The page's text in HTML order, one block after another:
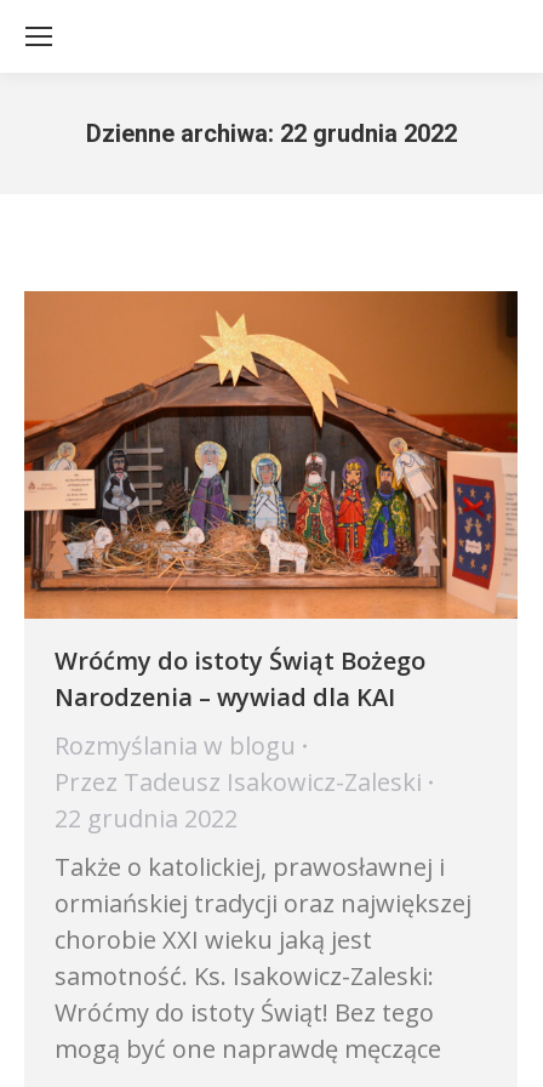
Dzienne archiwa: 22 grudnia 2022
Wróćmy do istoty Świąt Bożego
Narodzenia – wywiad dla KAI
Rozmyślania w blogu
Przez Tadeusz Isakowicz-Zaleski
22 grudnia 2022
Także o katolickiej, prawosławnej i
ormiańskiej tradycji oraz największej
chorobie XXI wieku jaką jest
samotność. Ks. Isakowicz-Zaleski:
Wróćmy do istoty Świąt! Bez tego
mogą być one naprawdę męczące